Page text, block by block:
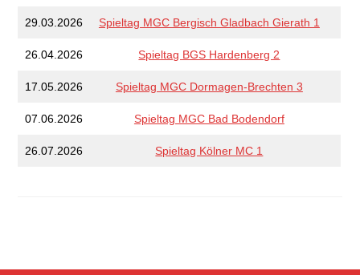
29.03.2026 Spieltag MGC Bergisch Gladbach Gierath 1
26.04.2026 Spieltag BGS Hardenberg 2
17.05.2026 Spieltag MGC Dormagen-Brechten 3
07.06.2026 Spieltag MGC Bad Bodendorf
26.07.2026 Spieltag Kölner MC 1